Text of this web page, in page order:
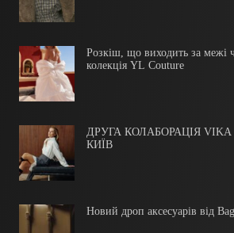
Розкіш, що виходить за межі
колекція YL Couture
ДРУГА КОЛАБОРАЦІЯ
КИЇВ
Новий дроп аксесуарів від